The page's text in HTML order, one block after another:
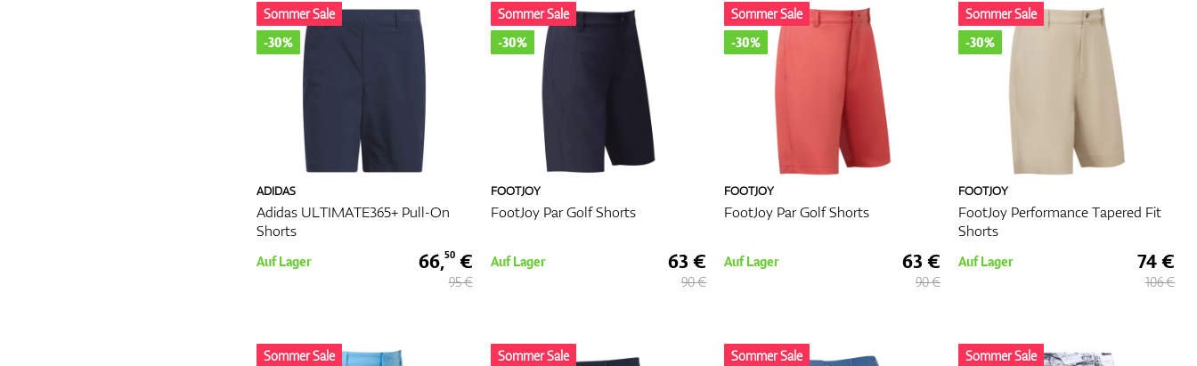
ADIDAS
Adidas ULTIMATE365+ Pull-On
Shorts
Sommer Sale
-30%
Auf Lager 66,50€
95 €
FOOTJOY
FootJoy Par Golf Shorts
Sommer Sale
-30%
Auf Lager 63 €
90 €
FOOTJOY
FootJoy Par Golf Shorts
Sommer Sale
-30%
Auf Lager 63 €
90 €
FOOTJOY
FootJoy Performance Tapered Fit
Shorts
Sommer Sale
-30%
Auf Lager 74 €
106 €
Sommer Sale
Sommer Sale
Sommer Sale
Sommer Sale